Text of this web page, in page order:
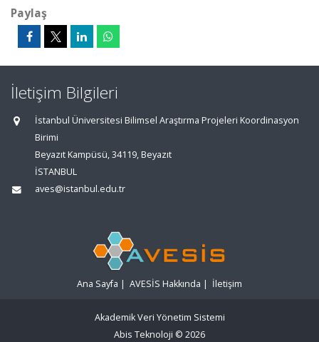
Paylaş
İletişim Bilgileri
İstanbul Üniversitesi Bilimsel Araştırma Projeleri Koordinasyon
Birimi
Beyazıt Kampüsü, 34119, Beyazıt
İSTANBUL
aves@istanbul.edu.tr
Ana Sayfa | AVESİS Hakkında | İletişim
Akademik Veri Yönetim Sistemi
Abis Teknoloji © 2026